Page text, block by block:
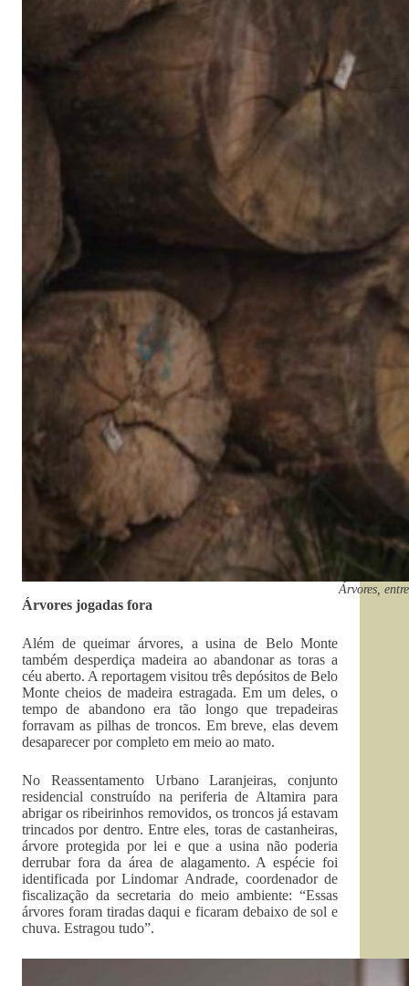
Árvores,
Árvores jogadas fora
Além de queimar árvores, a usina de Belo Monte
também desperdiça madeira ao abandonar as toras a
céu aberto. A reportagem visitou três depósitos de Belo
Monte cheios de madeira estragada. Em um deles, o
tempo de abandono era tão longo que trepadeiras
forravam as pilhas de troncos. Em breve, elas devem
desaparecer por completo em meio ao mato.
No Reassentamento Urbano Laranjeiras, conjunto
residencial construído na periferia de Altamira para
abrigar os ribeirinhos removidos, os troncos já estavam
trincados por dentro. Entre eles, toras de castanheiras,
árvore protegida por lei e que a usina não poderia
derrubar fora da área de alagamento. A espécie foi
identificada por Lindomar Andrade, coordenador de
fiscalização da secretaria do meio ambiente: “Essas
árvores foram tiradas daqui e ficaram debaixo de sol e
chuva. Estragou tudo”.